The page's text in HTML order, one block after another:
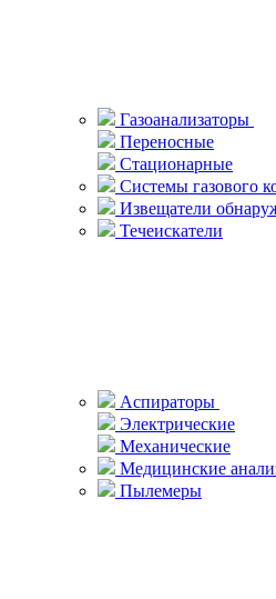
Газоанализаторы
Переносные
Стационарные
Системы газового
Извещатели
Течеискатели
Аспираторы
Электрические
Механические
Медицинские
Пылемеры